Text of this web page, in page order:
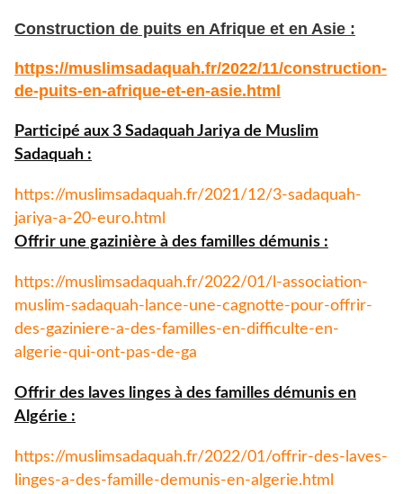
Construction de puits en Afrique et en Asie :
https://muslimsadaquah.fr/2022/11/construction-
de-puits-en-afrique-et-en-asie.html
Participé aux 3 Sadaquah Jariya de Muslim
Sadaquah :
https://muslimsadaquah.fr/2021/12/3-sadaquah-
jariya-a-20-euro.html
Offrir une gazinière à des familles démunis :
https://muslimsadaquah.fr/2022/01/l-association-
muslim-sadaquah-lance-une-cagnotte-pour-offrir-
des-gaziniere-a-des-familles-en-difficulte-en-
algerie-qui-ont-pas-de-ga
Offrir des laves linges à des familles démunis en
Algérie :
https://muslimsadaquah.fr/2022/01/offrir-des-laves-
linges-a-des-famille-demunis-en-algerie.html